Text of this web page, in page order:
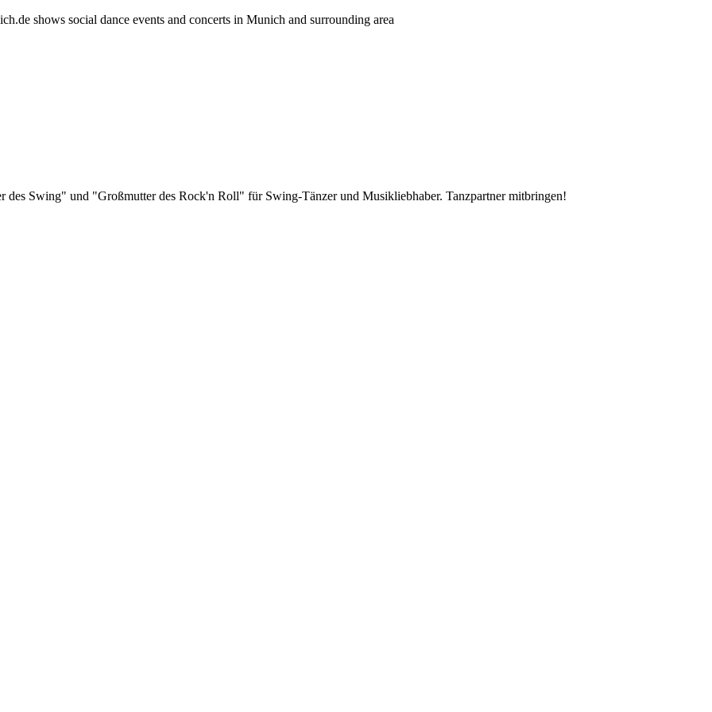
shows social dance events and concerts in Munich and surrounding area
Swing" und "Großmutter des Rock'n Roll" für Swing-Tänzer und Musikliebhaber. Tanzpartner mitbringen!